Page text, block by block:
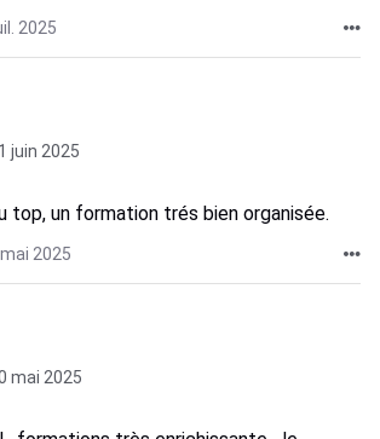
2025
juin 2025
top, un formation trés bien organisée.
2025
mai 2025